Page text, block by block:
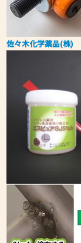
佐々木化学薬品(株)